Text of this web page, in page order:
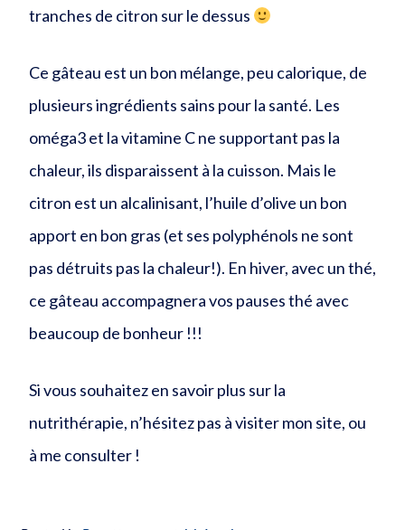
tranches de citron sur le dessus
Ce gâteau est un bon mélange, peu calorique, de
plusieurs ingrédients sains pour la santé. Les
oméga3 et la vitamine C ne supportant pas la
chaleur, ils disparaissent à la cuisson. Mais le
citron est un alcalinisant, l’huile d’olive un bon
apport en bon gras (et ses polyphénols ne sont
pas détruits pas la chaleur!). En hiver, avec un thé,
ce gâteau accompagnera vos pauses thé avec
beaucoup de bonheur !!!
Si vous souhaitez en savoir plus sur la
nutrithérapie, n’hésitez pas à visiter mon site, ou
à me consulter !